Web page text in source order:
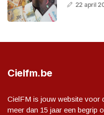
22 april
Cielfm.be
CielFM is jouw website voor
meer dan 15 jaar een begrip